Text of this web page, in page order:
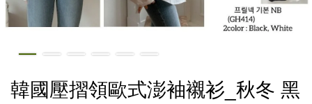
韓國壓摺領歐式澎袖襯衫_秋冬 黑